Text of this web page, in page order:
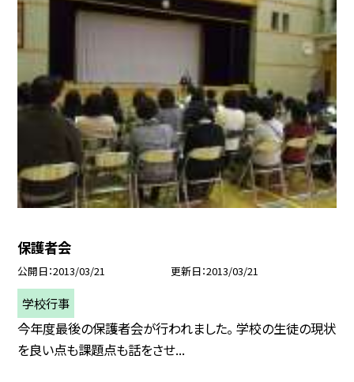
保護者会
公開日 2013/03/21 更新日 2013/03/21
学校行事
今年度最後の保護者会が行われました。 学校の生徒の現状
を良い点も課題点も話をさせ...